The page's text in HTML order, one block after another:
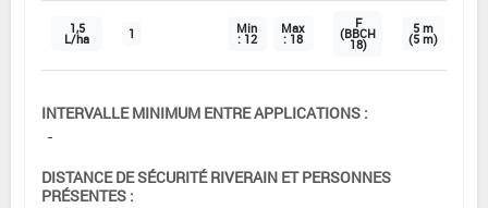
1,5
L/ha 1 Min
: 12
Max
: 18
F
(BBCH
18)
5 m
(5 m)
INTERVALLE MINIMUM ENTRE APPLICATIONS :
-
DISTANCE DE SÉCURITÉ RIVERAIN ET PERSONNES
PRÉSENTES :